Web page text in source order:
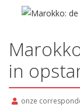
in
onze